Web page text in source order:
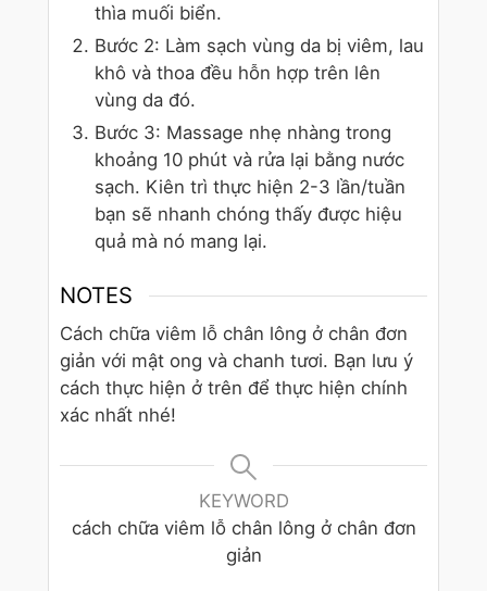
thìa muối biển.
Bước 2: Làm sạch vùng da bị viêm, lau
khô và thoa đều hỗn hợp trên lên
vùng da đó.
Bước 3: Massage nhẹ nhàng trong
khoảng 10 phút và rửa lại bằng nước
sạch. Kiên trì thực hiện 2-3 lần/tuần
bạn sẽ nhanh chóng thấy được hiệu
quả mà nó mang lại.
NOTES
Cách chữa viêm lỗ chân lông ở chân đơn
giản với mật ong và chanh tươi. Bạn lưu ý
cách thực hiện ở trên để thực hiện chính
xác nhất nhé!
KEYWORD
cách chữa viêm lỗ chân lông ở chân đơn
giản